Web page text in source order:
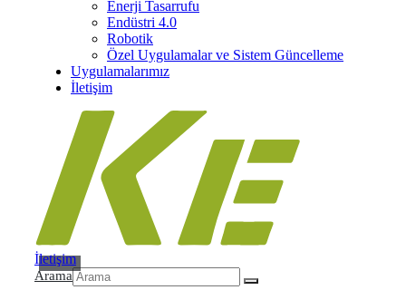
Enerji Tasarrufu
Endüstri 4.0
Robotik
Özel Uygulamalar ve Sistem Güncelleme
Uygulamalarımız
İletişim
İletişim
Arama